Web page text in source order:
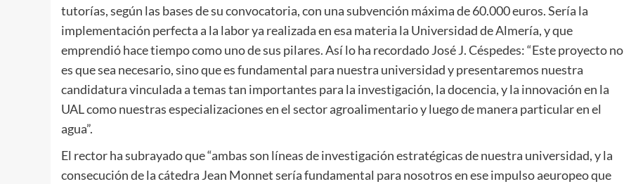
tutorías, según las bases de su convocatoria, con una subvención máxima de 60.000 euros. Sería la
implementación perfecta a la labor ya realizada en esa materia la Universidad de Almería, y que
emprendió hace tiempo como uno de sus pilares. Así lo ha recordado José J. Céspedes: “Este proyecto no
es que sea necesario, sino que es fundamental para nuestra universidad y presentaremos nuestra
candidatura vinculada a temas tan importantes para la investigación, la docencia, y la innovación en la
UAL como nuestras especializaciones en el sector agroalimentario y luego de manera particular en el
agua”.
El rector ha subrayado que “ambas son líneas de investigación estratégicas de nuestra universidad, y la
consecución de la cátedra Jean Monnet sería fundamental para nosotros en ese impulso aeuropeo que